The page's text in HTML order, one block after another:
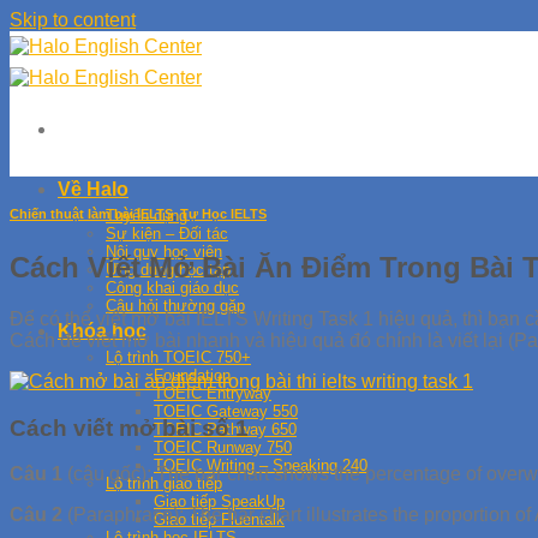
Skip to content
Về Halo
Tuyển dụng
Sự kiện – Đối tác
Nội quy học viên
Ứng dụng học tập
Công khai giáo dục
Câu hỏi thường gặp
Khóa học
Lộ trình TOEIC 750+
Foundation
TOEIC Entryway
TOEIC Gateway 550
TOEIC Pathway 650
TOEIC Runway 750
TOEIC Writing – Speaking 240
Lộ trình giao tiếp
Giao tiếp SpeakUp
Giao tiếp Fluentalk
Chiến thuật làm bài IELTS,Tự Học IELTS
Cách Viết Mở Bài Ăn Điểm Trong Bài
Để có thể viết mở bài IELTS Writing Task 1 hiệu quả, thì
Cách để viết mở bài nhanh và hiệu quả đó chính là viết lại
Cách viết mở bài số 1
Câu 1 (câu gốc): The bar chart shows the percentage of
Câu 2 (Paraphrase): The bar chart illustrates the proportion